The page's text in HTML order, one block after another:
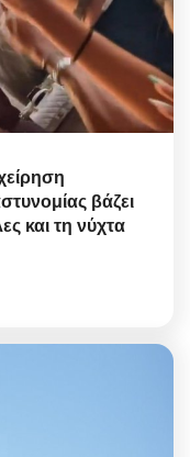
βάζει
και τη νύχτα